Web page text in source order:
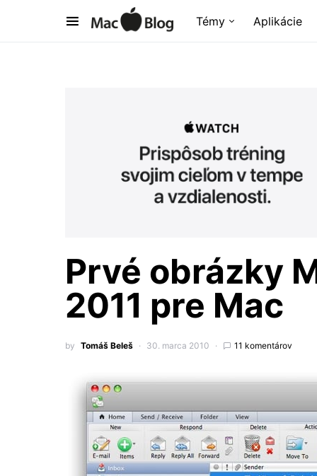
Témy Aplikácie
Prvé obrázky
2011 pre Mac
by Tomáš Beleš 30. marca 2010 11 komentárov